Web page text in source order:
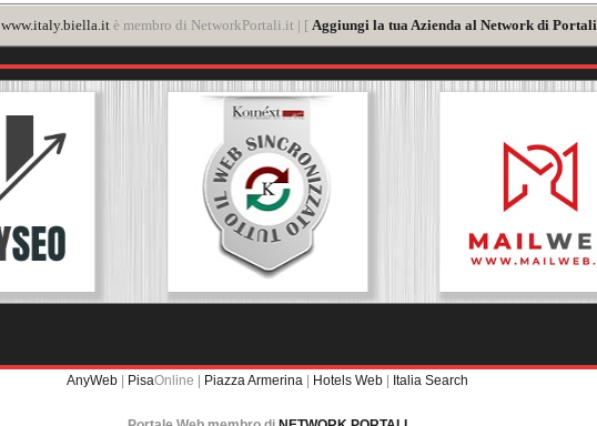
www.italy.biella.itè membro di NetworkPortali.it | [ Aggiungi la tua Azienda al Network di Portali
AnyWeb | PisaOnline | Piazza Armerina | Hotels Web | Italia Search